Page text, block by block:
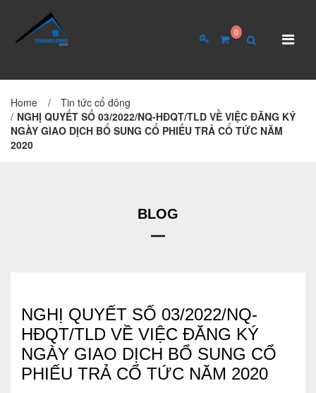
0
TRANG CHỦ
Giới thiệu về công ty
Đại hội cổ đông
Báo cáo tài chính
Điều lệ và quy chế
Home /
Tin tức cổ đông
/ NGHỊ QUYẾT SỐ 03/2022/NQ-HĐQT/TLD VỀ VIỆC ĐĂNG KÝ
NGÀY GIAO DỊCH BỔ SUNG CỔ PHIẾU TRẢ CỔ TỨC NĂM
2020
BLOG
NGHỊ QUYẾT SỐ 03/2022/NQ-
HĐQT/TLD VỀ VIỆC ĐĂNG KÝ
NGÀY GIAO DỊCH BỔ SUNG CỔ
PHIẾU TRẢ CỔ TỨC NĂM 2020